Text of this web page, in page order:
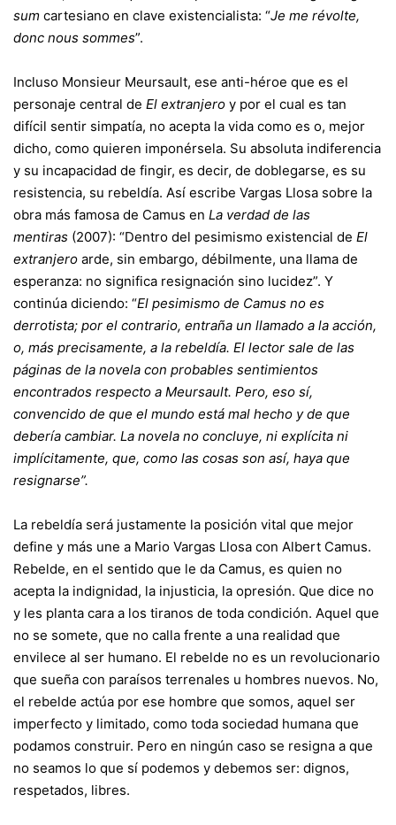
sum cartesiano en clave existencialista: “Je me révolte,
donc nous sommes”.
Incluso Monsieur Meursault, ese anti-héroe que es el
personaje central de El extranjero y por el cual es tan
difícil sentir simpatía, no acepta la vida como es o, mejor
dicho, como quieren imponérsela. Su absoluta indiferencia
y su incapacidad de fingir, es decir, de doblegarse, es su
resistencia, su rebeldía. Así escribe Vargas Llosa sobre la
obra más famosa de Camus en La verdad de las
mentiras (2007): “Dentro del pesimismo existencial de El
extranjero arde, sin embargo, débilmente, una llama de
esperanza: no significa resignación sino lucidez”. Y
continúa diciendo: “El pesimismo de Camus no es
derrotista; por el contrario, entraña un llamado a la acción,
o, más precisamente, a la rebeldía. El lector sale de las
páginas de la novela con probables sentimientos
encontrados respecto a Meursault. Pero, eso sí,
convencido de que el mundo está mal hecho y de que
debería cambiar. La novela no concluye, ni explícita ni
implícitamente, que, como las cosas son así, haya que
resignarse”.
La rebeldía será justamente la posición vital que mejor
define y más une a Mario Vargas Llosa con Albert Camus.
Rebelde, en el sentido que le da Camus, es quien no
acepta la indignidad, la injusticia, la opresión. Que dice no
y les planta cara a los tiranos de toda condición. Aquel que
no se somete, que no calla frente a una realidad que
envilece al ser humano. El rebelde no es un revolucionario
que sueña con paraísos terrenales u hombres nuevos. No,
el rebelde actúa por ese hombre que somos, aquel ser
imperfecto y limitado, como toda sociedad humana que
podamos construir. Pero en ningún caso se resigna a que
no seamos lo que sí podemos y debemos ser: dignos,
respetados, libres.